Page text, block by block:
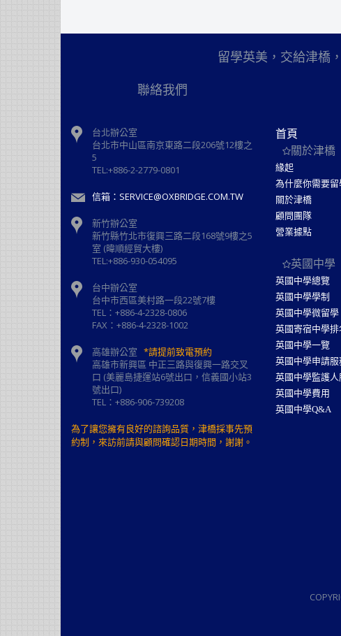
留學英美，交給津橋
聯絡我們
台北辦公室
台北市中山區南京東路二段206號12樓之
5
TEL:+886-2-2779-0801
信箱：SERVICE@OXBRIDGE.COM.TW
新竹辦公室
新⽵縣⽵北市復興三路⼆段168號9樓之5
室 (暐順經貿大樓)
TEL:+886-930-054095
台中辦公室
台中市西區美村路一段22號7樓
TEL：+886-4-2328-0806
FAX：+886-4-2328-1002
高雄辦公室 *請提前致電預約
高雄市新興區 中正三路與復興一路交叉
口 (美麗島捷運站6號出口，信義國小站3
號出口)
TEL：+886-906-739208
為了讓您擁有良好的諮詢品質，津橋採事先預
約制，來訪前請與顧問確認日期時間，謝謝。
首頁
關於津橋
緣起
為什麼你需要留
關於津橋
顧問團隊
營業據點
英國中學
英國中學總覽
英國中學學制
英國中學微留學
英國寄宿中學排
英國中學一覽
英國中學申請服
英國中學監護人
英國中學費用
英國中學Q&A